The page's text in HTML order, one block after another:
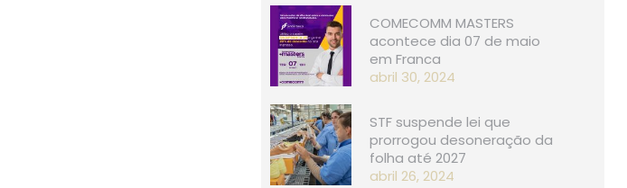
COMECOMM MASTERS
acontece dia 07 de maio
em Franca
abril 30, 2024
STF suspende lei que
prorrogou desoneração da
folha até 2027
abril 26, 2024